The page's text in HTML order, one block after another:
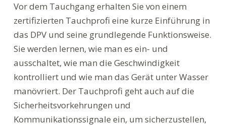
Vor dem Tauchgang erhalten Sie von einem
zertifizierten Tauchprofi eine kurze Einführung in
das DPV und seine grundlegende Funktionsweise.
Sie werden lernen, wie man es ein- und
ausschaltet, wie man die Geschwindigkeit
kontrolliert und wie man das Gerät unter Wasser
manövriert. Der Tauchprofi geht auch auf die
Sicherheitsvorkehrungen und
Kommunikationssignale ein, um sicherzustellen,